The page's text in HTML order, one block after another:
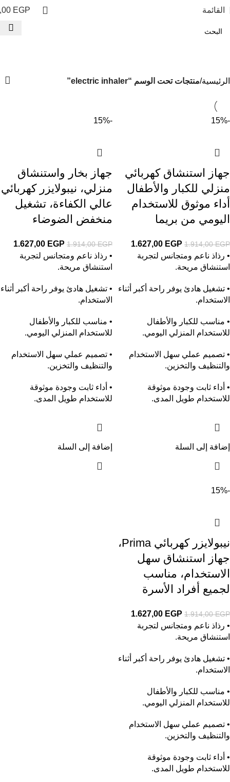
القائمة EGP
الرئيسية منتجات تحت الوسم “electric inhaler”
-15%
جهاز استنشاق كهربائي
منزلي للكبار والأطفال
أداء موثوق للاستخدام
اليومي من بريما
1.914,00EGP
1.627,00 EGP
• رذاذ ناعم ومتجانس لتجربة
استنشاق مريحة.
• تشغيل هادئ يوفر راحة أكبر أثناء
الاستخدام.
• مناسب للكبار والأطفال
للاستخدام المنزلي اليومي.
• تصميم عملي سهل الاستخدام
والتنظيف والتخزين.
• أداء ثابت وجودة موثوقة
للاستخدام طويل المدى.
إضافة إلى السلة
-15%
جهاز بخار واستنشاق
منزلي، نيبولايزر كهربائي
عالي الكفاءة، تشغيل
منخفض الضوضاء
1.914,00EGP
1.627,00 EGP
• رذاذ ناعم ومتجانس لتجربة
استنشاق مريحة.
• تشغيل هادئ يوفر راحة أكبر أثناء
الاستخدام.
• مناسب للكبار والأطفال
للاستخدام المنزلي اليومي.
• تصميم عملي سهل الاستخدام
والتنظيف والتخزين.
• أداء ثابت وجودة موثوقة
للاستخدام طويل المدى.
إضافة إلى السلة
-15%
نيبولايزر كهربائي Prima،
جهاز استنشاق سهل
الاستخدام، مناسب
لجميع أفراد الأسرة
1.914,00EGP
1.627,00 EGP
• رذاذ ناعم ومتجانس لتجربة
استنشاق مريحة.
• تشغيل هادئ يوفر راحة أكبر أثناء
الاستخدام.
• مناسب للكبار والأطفال
للاستخدام المنزلي اليومي.
• تصميم عملي سهل الاستخدام
والتنظيف والتخزين.
• أداء ثابت وجودة موثوقة
للاستخدام طويل المدى.